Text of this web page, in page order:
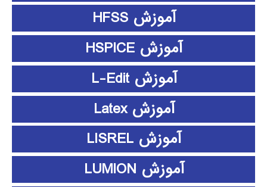
آموزش HFSS
آموزش HSPICE
آموزش L-Edit
آموزش Latex
آموزش LISREL
آموزش LUMION